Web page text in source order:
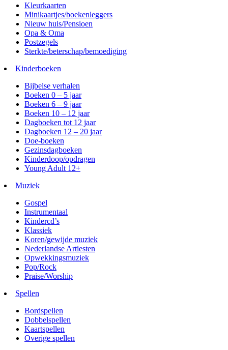
Kleurkaarten
Minikaartjes/boekenleggers
Nieuw huis/Pensioen
Opa & Oma
Postzegels
Sterkte/beterschap/bemoediging
Kinderboeken
Bijbelse verhalen
Boeken 0 – 5 jaar
Boeken 6 – 9 jaar
Boeken 10 – 12 jaar
Dagboeken tot 12 jaar
Dagboeken 12 – 20 jaar
Doe-boeken
Gezinsdagboeken
Kinderdoop/opdragen
Young Adult 12+
Muziek
Gospel
Instrumentaal
Kindercd’s
Klassiek
Koren/gewijde muziek
Nederlandse Artiesten
Opwekkingsmuziek
Pop/Rock
Praise/Worship
Spellen
Bordspellen
Dobbelspellen
Kaartspellen
Overige spellen